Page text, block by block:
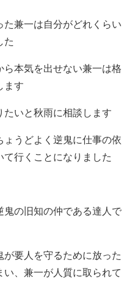
兼一は自分がどれくらい
た
ら本気を出せない兼一は格
ます
たいと秋雨に相談します
うどよく逆鬼に仕事の依
行くことになりました
鬼の旧知の仲である達人で
要人を守るために放った
、兼一が人質に取られて